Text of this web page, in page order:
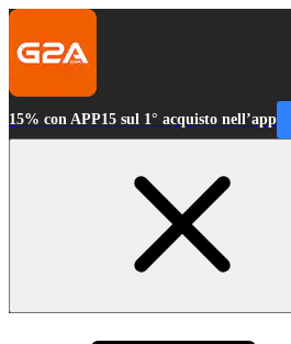
15% con APP15 sul 1° acquisto nell’app